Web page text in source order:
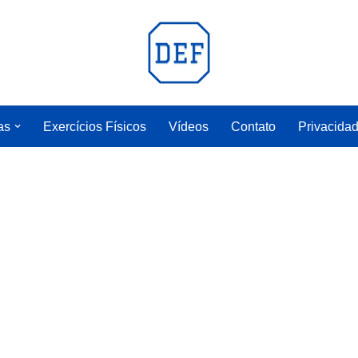
Exercícios Físicos Vídeos Contato